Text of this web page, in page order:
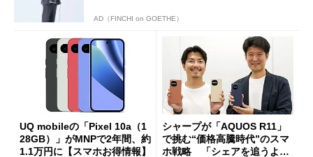
AD（FINCHI on GOETHE）
UQ mobileの「Pixel 10a（1
28GB）」がMNPで2年間、約
1.1万円に【スマホお得情報】
シャープが「AQUOS R11」
で挑む“価格高騰時代”のスマ
ホ戦略 「シェアを追うより